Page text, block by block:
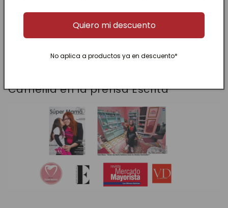
Camellia en la prensa Escrita
Quiero mi descuento
No aplica a productos ya en descuento*